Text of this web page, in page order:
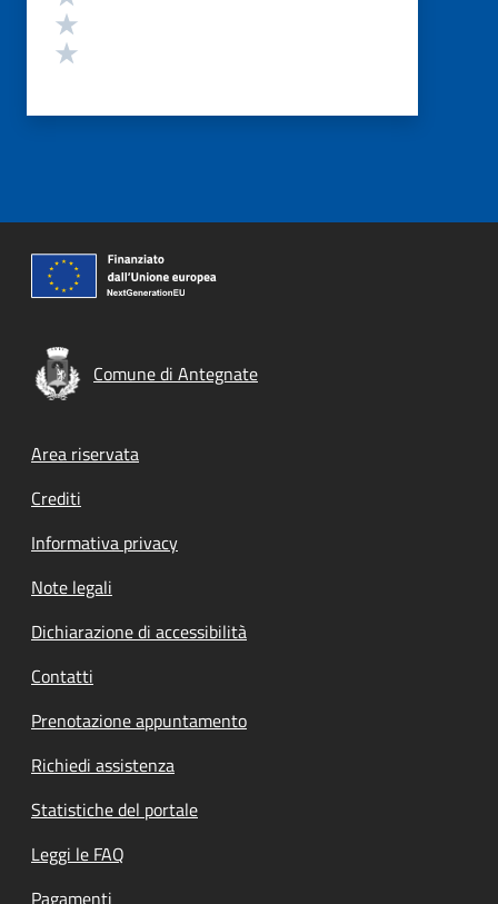
Comune di Antegnate
Footer menu
Area riservata
Crediti
Informativa privacy
Note legali
Dichiarazione di accessibilità
Contatti
Prenotazione appuntamento
Richiedi assistenza
Statistiche del portale
Leggi le FAQ
Pagamenti